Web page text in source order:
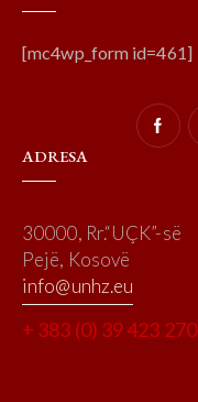
[mc4wp_form id=461]
ADRESA
30000, Rr.“UÇK”-së
Pejë, Kosovë
info@unhz.eu
+ 383 (0) 39 423 270